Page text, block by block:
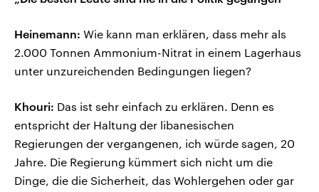
Heinemann: Wie kann man erklären, dass mehr als
2.000 Tonnen Ammonium-Nitrat in einem Lagerhaus
unter unzureichenden Bedingungen liegen?
Khouri: Das ist sehr einfach zu erklären. Denn es
entspricht der Haltung der libanesischen
Regierungen der vergangenen, ich würde sagen, 20
Jahre. Die Regierung kümmert sich nicht um die
Dinge, die die Sicherheit, das Wohlergehen oder gar